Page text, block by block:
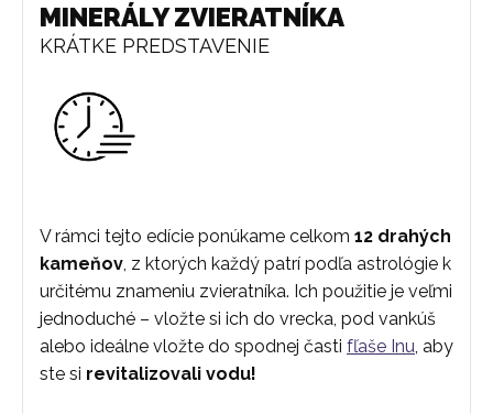
MINERÁLY ZVIERATNÍKA
KRÁTKE PREDSTAVENIE
V rámci tejto edície ponúkame celkom 12 drahých
kameňov , z ktorých každý patrí podľa astrológie k
určitému znameniu zvieratníka. Ich použitie je veľmi
jednoduché – vložte si ich do vrecka, pod vankúš
alebo ideálne vložte do spodnej časti fľaše Inu , aby
ste si revitalizovali vodu!